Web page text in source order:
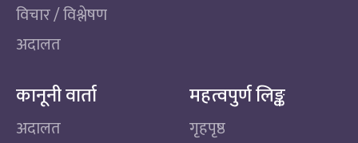
विचार / विश्लेषण
अदालत
कानूनी वार्ता
अदालत
महत्वपुर्ण लिङ्क
गृहपृष्ठ